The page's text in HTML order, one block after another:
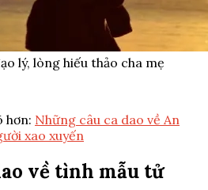
lý, lòng hiếu thảo cha mẹ
hơn: Những câu ca dao về An
xao xuyến
về tình mẫu tử